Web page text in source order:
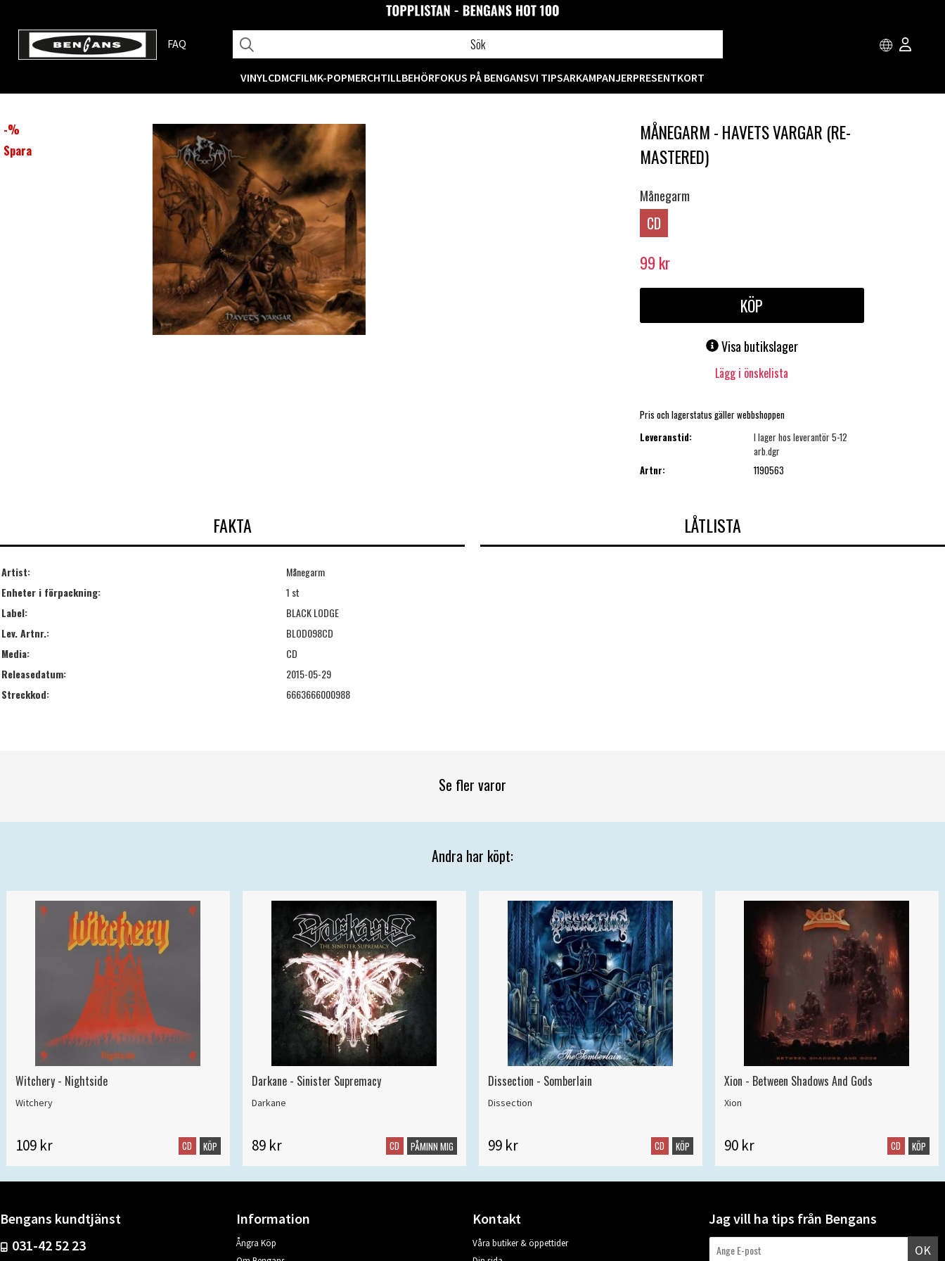
FAQ
VINYLCDMCFILMK-POPMERCHTILLBEHÖRFOKUS PÅ BENGANSVI TIPSARKAMPANJERPRESENTKORT
-%
Spara
MÅNEGARM - HAVETS VARGAR (RE-
MASTERED)
Månegarm
CD
99 kr
KÖP
Visa butikslager
Lägg i önskelista
Pris och lagerstatus gäller webbshoppen
Leveranstid:
I lager hos leverantör 5-12
arb.dgr
Artnr:
1190563
FAKTA
Artist:
Månegarm
Enheter i förpackning:
1 st
Label:
BLACK LODGE
Lev. Artnr.:
BLOD098CD
Media:
CD
Releasedatum:
2015-05-29
Streckkod:
6663666000988
LÅTLISTA
Se fler varor
Andra har köpt:
Witchery - Nightside
Witchery
109 kr CD KÖP
Darkane - Sinister Supremacy
Darkane
89 kr CD PÅMINN MIG
Dissection - Somberlain
Dissection
99 kr CD KÖP
Xion - Between Shadows And Gods
Xion
90 kr CD KÖP
Bengans kundtjänst
031-42 52 23
Information
Ångra Köp
Kontakt
Våra butiker & öppettider
Jag vill ha tips från Bengans
OK